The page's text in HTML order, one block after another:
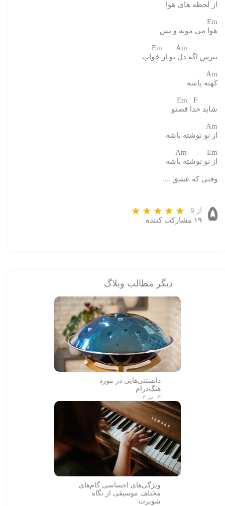
از لحظه های هوا
Em
هوا می مونه و بس
نترس اگه دل تو از خواب
Am
کهنه پاشه
شاید خدا قصتو
Am
از نو نوشته باشه
Am Em
از نو نوشته باشه
وقتی که عشق ....
۵ از ۵
۱۹ مشارکت کننده
دیگر مطالب وبلاگ
دانستنی‌هایی در مورد
هنگ‌درام
۰۳ تیر ۰۳
ویژگی‌های احساسی گام‌های
مختلف موسیقی از نگاه
شوبرت